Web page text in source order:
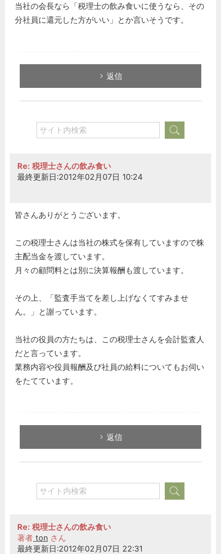
当社の会長なら「税理士の飲み食いに使うなら、その
分社員に還元した方がいい」とか言いそうです。
返信
Re: 税理士さんの飲み食い
最終更新日:2012年02月07日 10:24
皆さんありがとうございます。
この税理士さんは当社の株式を保有していますので株
主配当金を渡しています。
月々の顧問料とは別に決算報酬も渡しています。
その上、「監査手当てを差し上げなくてすみませ
ん。」と謝っています。
当社の役員の方たちは、この税理士さんを会計監査人
だと言っています。
業務内容や役員報酬及び社員の給料についてもお伺い
をたてています。
返信
Re: 税理士さんの飲み食い
著者 ton さん
最終更新日:2012年02月07日 22:31